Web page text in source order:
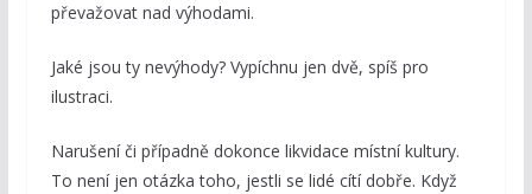
převažovat nad výhodami.
Jaké jsou ty nevýhody? Vypíchnu jen dvě, spíš pro
ilustraci.
Narušení či případně dokonce likvidace místní kultury.
To není jen otázka toho, jestli se lidé cítí dobře. Když